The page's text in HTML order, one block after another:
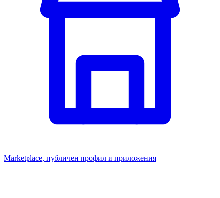
Marketplace, публичен профил и приложения